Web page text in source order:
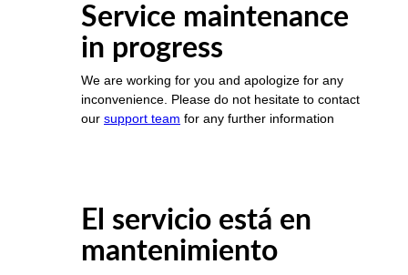
Service maintenance
in progress
We are working for you and apologize for any
inconvenience. Please do not hesitate to contact
our support team for any further information
El servicio está en
mantenimiento